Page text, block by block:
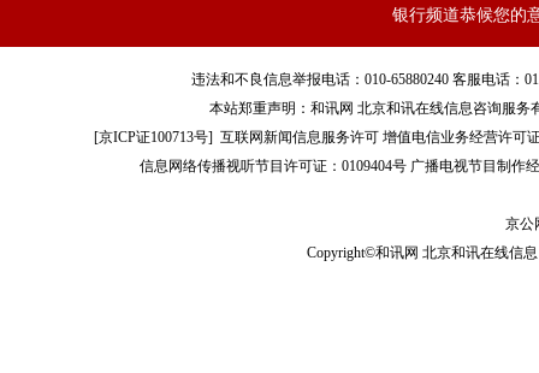
银行频道恭候您的
违法和不良信息举报电话：010-65880240 客服电话：
本站郑重声明：和讯网 北京和讯在线信息咨询服
[京ICP证100713号]互联网新闻信息服务许可 增值电信业务经营许可
信息网络传播视听节目许可证：0109404号 广播电视节目制作
京公
Copyright©和讯网 北京和讯在线信